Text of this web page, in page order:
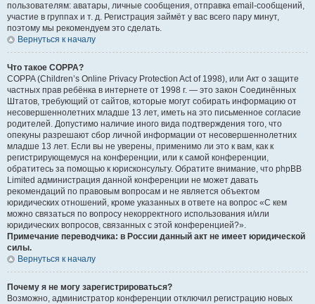
пользователям: аватары, личные сообщения, отправка email-сообщений,
участие в группах и т. д. Регистрация займёт у вас всего пару минут,
поэтому мы рекомендуем это сделать.
Вернуться к началу
Что такое COPPA?
COPPA (Children’s Online Privacy Protection Act of 1998), или Акт о защите
частных прав ребёнка в интернете от 1998 г. — это закон Соединённых
Штатов, требующий от сайтов, которые могут собирать информацию от
несовершеннолетних младше 13 лет, иметь на это письменное согласие
родителей. Допустимо наличие иного вида подтверждения того, что
опекуны разрешают сбор личной информации от несовершеннолетних
младше 13 лет. Если вы не уверены, применимо ли это к вам, как к
регистрирующемуся на конференции, или к самой конференции,
обратитесь за помощью к юрисконсульту. Обратите внимание, что phpBB
Limited администрация данной конференции не может давать
рекомендаций по правовым вопросам и не является объектом
юридических отношений, кроме указанных в ответе на вопрос «С кем
можно связаться по вопросу некорректного использования и/или
юридических вопросов, связанных с этой конференцией?».
Примечание переводчика: в России данный акт не имеет юридической
силы.
Вернуться к началу
Почему я не могу зарегистрироваться?
Возможно, администратор конференции отключил регистрацию новых